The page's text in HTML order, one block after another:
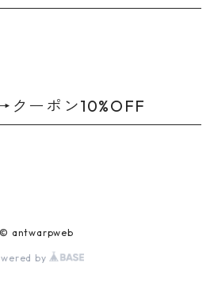
クーポン10%OFF
© antwarpweb
by